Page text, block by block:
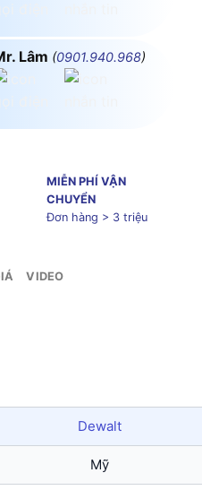
Lâm (0901.940.968)
MIỄN PHÍ VẬN
CHUYỂN
Đơn hàng > 3 triệu
VIDEO
Dewalt
Mỹ